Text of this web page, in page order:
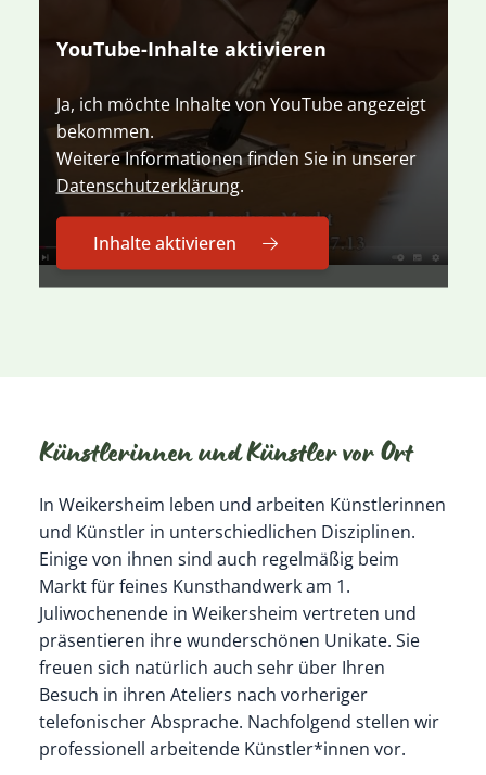
YouTube-Inhalte aktivieren
Ja, ich möchte Inhalte von YouTube angezeigt
bekommen.
Weitere Informationen finden Sie in unserer
Datenschutz­erklärung.
Inhalte aktivieren
Künstlerinnen und Künstler vor Ort
In Weikersheim leben und arbeiten Künstlerinnen
und Künstler in unterschiedlichen Disziplinen.
Einige von ihnen sind auch regelmäßig beim
Markt für feines Kunsthandwerk am 1.
Juliwochenende in Weikersheim vertreten und
präsentieren ihre wunderschönen Unikate. Sie
freuen sich natürlich auch sehr über Ihren
Besuch in ihren Ateliers nach vorheriger
telefonischer Absprache. Nachfolgend stellen wir
professionell arbeitende Künstler*innen vor.